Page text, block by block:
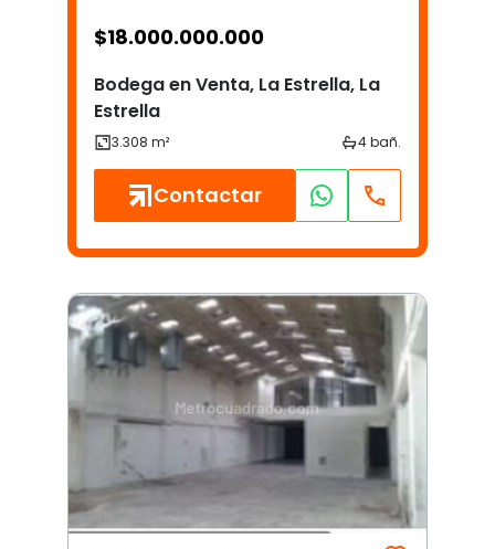
$18.000.000.000
Bodega en Venta, La Estrella, La
Estrella
Contactar